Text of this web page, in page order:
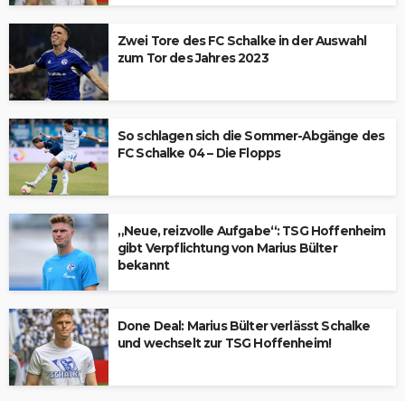
Zwei Tore des FC Schalke in der Auswahl
zum Tor des Jahres 2023
So schlagen sich die Sommer-Abgänge des
FC Schalke 04 – Die Flopps
„Neue, reizvolle Aufgabe“: TSG Hoffenheim
gibt Verpflichtung von Marius Bülter
bekannt
Done Deal: Marius Bülter verlässt Schalke
und wechselt zur TSG Hoffenheim!